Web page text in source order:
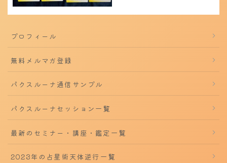
プロフィール
無料メルマガ登録
パクスルーナ通信サンプル
パクスルーナセッション一覧
最新のセミナー・講座・鑑定一覧
2023年の占星術天体逆行一覧